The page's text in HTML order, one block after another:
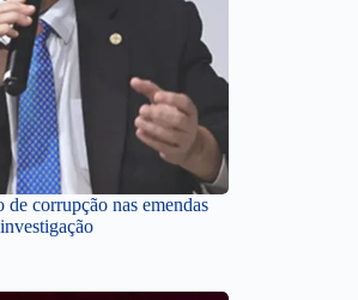
corrupção nas emendas